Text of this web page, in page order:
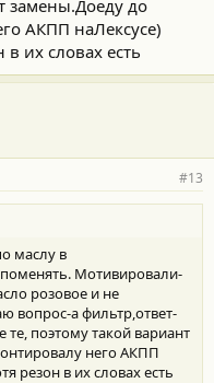
замены.Доеду до
АКПП наЛексусе)
в их словах есть
#13
маслу в
Мотивировали-
розовое и не
вопрос-а фильтр,ответ-
те, поэтому такой вариант
него АКПП
резон в их словах есть